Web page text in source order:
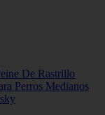
De Rastrillo
Perros Medianos